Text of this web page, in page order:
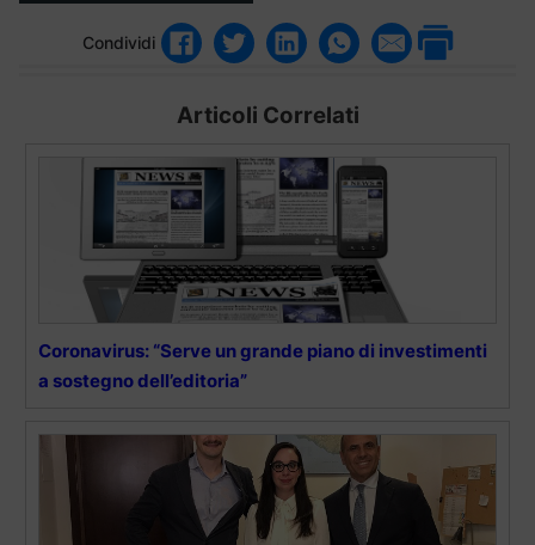
Condividi
Articoli Correlati
Coronavirus: “Serve un grande piano di investimenti
a sostegno dell’editoria”